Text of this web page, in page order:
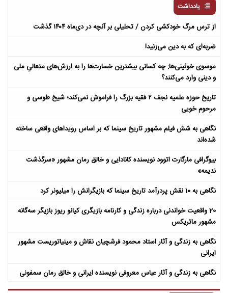
یادداشت
از ترس مرگ خودکشی کردن / تحلیلی بر آنچه در دی‌ماه ۱۴۰۴ گذشت
ضربه‌ای که به دین می‌زنید!
موسوی خوئینی‌ها: چه کسانی بیشترین خسارت‌ها را به ارزش‌های متعالیِ ملی
و دینی وارد می‌کنند؟
تاریخ حوزه علمیه نجف ۲ فقیه بزرگ را فراموش نمی‌کند؛ شیخ طوسی و
مرحوم خویی
نگاهی به شش فیلم مشهور تاریخ سینما که بر اساس رویداهای واقعی ساخته
شده‌اند
بیوگرافی مارگارت اتوود نویسنده کانادایی و خالق رمان مشهور «سرگذشت
ندیمه»
نگاهی به 10 نقش پردرآمد تاریخ سینما که بازیگرانش را میلیونر کرد
20 واقعیت خواندنی درباره زندگی و کارنامه بازیگری کیانو ریوز بازیگر سه‌گانه
مشهور ماتریکس
نگاهی به زندگی و آثار استاد محمود فرشچیان نقاش و مینیاتوریست مشهور
ایرانی
نگاهی به زندگی و آثار عباس معروفی نویسنده ایرانی و خالق رمان سمفونی